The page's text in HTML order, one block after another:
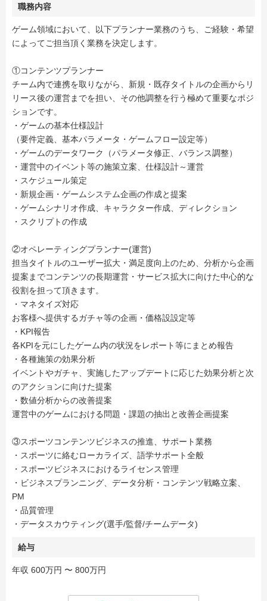
職務内容
ゲーム領域において、以下プランナー業務のうち、ご経験・希望
によってご担当頂く業務を決定します。
①コンテンツプランナー
チーム内で連携を取りながら、新規・既存タイトルの企画からリ
リース後の運営までを担い、その他調整を行う極めて重要なポジ
ションです。
・ゲームの基本仕様設計
（要件定義、基本パラメータ・ゲームフロー設定等）
・ゲームのデータワーク（パラメータ修正、バランス調整）
・運営中のイベント等の施策立案、仕様設計～運営
・スケジュール策定
・新規企画・ゲームシステム企画の作成と提案
・ゲームシナリオ作成、キャラクター作成、ディレクション
・スクリプトの作成
②オペレーティングプランナー(運営)
担当タイトルのユーザー拡大・満足度向上のため、分析から企画
提案までコンテンツの長期運営・サービス拡大に向けた中心的な
役割を担って頂きます。
・マネタイズ対応
お客様へ提供するガチャ等の企画・価格設設定等
・KPI報告
各KPIを元にしたゲーム内の状況をレポート等にまとめ報告
・各種施策の効果分析
イベントやガチャ、実施したアップデートに応じた効果分析と次
のアクションに向けた提案
・数値分析からの改善提案
運営中のゲームにおける問題・課題の抽出と改善企画提案
③スポーツコンテンツビジネスの推進、サポート業務
・スポーツに絡むローカライズ、語学サポート全般
・スポーツビジネスにおけるライセンス管理
・ビジネスプランニング、データ分析・コンテンツ戦略立案、
PM
・品質管理
・データスカウティング(選手/監督/チームデータ)
給与
年収 600万円 〜 800万円